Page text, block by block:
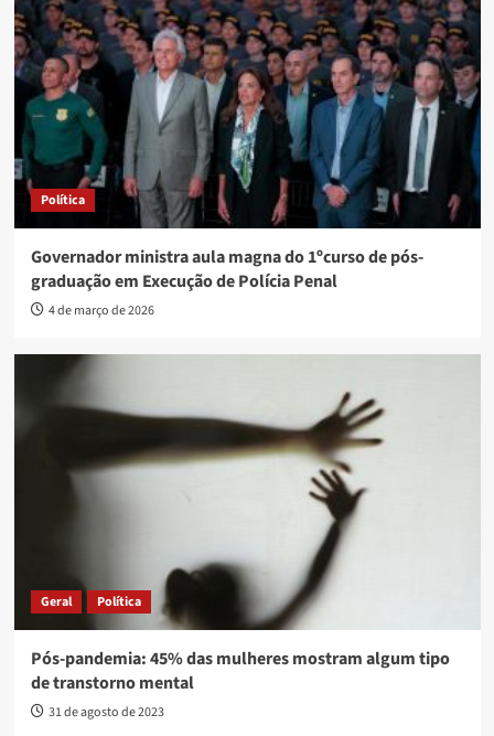
Política
Governador ministra aula magna do 1ºcurso de pós-
graduação em Execução de Polícia Penal
4 de março de 2026
Geral Política
Pós-pandemia: 45% das mulheres mostram algum tipo
de transtorno mental
31 de agosto de 2023